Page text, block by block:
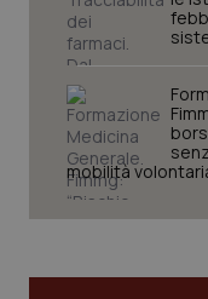
mobilità
Necessari
I cookie
sito web